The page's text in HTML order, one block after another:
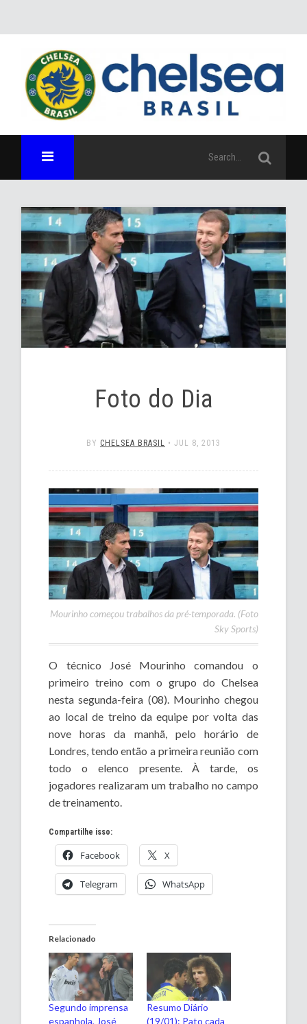
Foto do Dia
BY CHELSEA BRASIL • JUL 8, 2013
Mourinho começou trabalhos da pré-temporada. (Foto
Sky Sports)
O técnico José Mourinho comandou o
primeiro treino com o grupo do Chelsea
nesta segunda-feira (08). Mourinho chegou
ao local de treino da equipe por volta das
nove horas da manhã, pelo horário de
Londres, tendo então a primeira reunião com
todo o elenco presente. À tarde, os
jogadores realizaram um trabalho no campo
de treinamento.
Compartilhe isso:
Facebook X
Telegram WhatsApp
Relacionado
Segundo imprensa
espanhola, José
Resumo Diário
(19/01): Pato cada